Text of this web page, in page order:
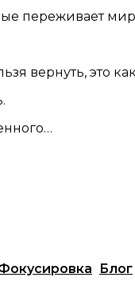
переживает
вернуть, это
Блог